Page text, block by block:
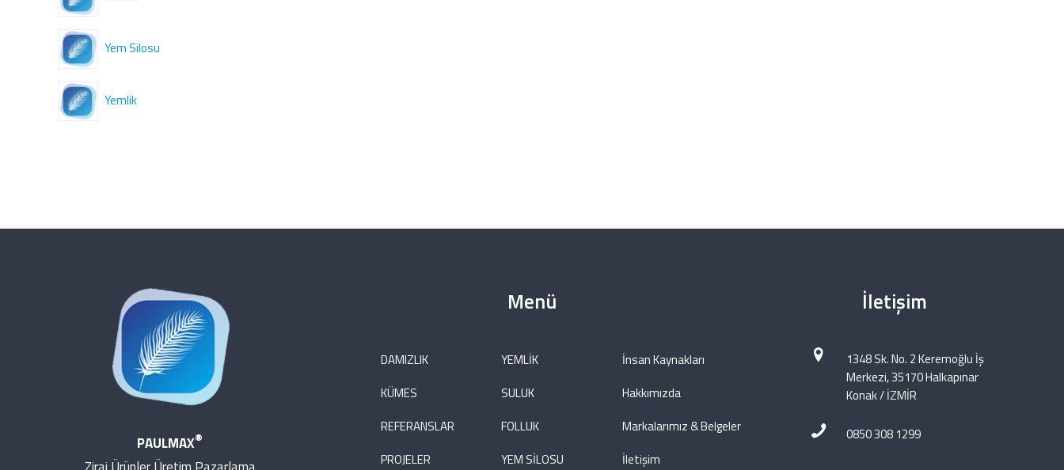
Yem Silosu
Yemlik
PAULMAX®
Menü
DAMIZLIK
KÜMES
REFERANSLAR
PROJELER
YEMLİK
SULUK
FOLLUK
YEM SİLOSU
İnsan Kaynakları
Hakkımızda
Markalarımız & Belgeler
İletişim
İletişim
1348 Sk. No. 2 Keremoğlu İş
Merkezi, 35170 Halkapınar
Konak / İZMİR
0850 308 1299